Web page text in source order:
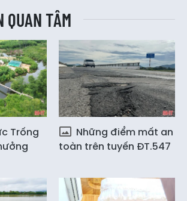
QUAN TÂM
Trống
Những điểm mất an
toàn trên tuyến ĐT.547